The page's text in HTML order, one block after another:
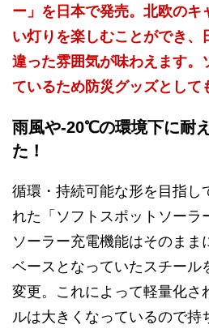
ー」を日本で発売。北欧のキ
い灯りを楽しむことができ、
違った雰囲気が味わえます。
ているため防災グッズとして
雨風や-20℃の環境下に耐
た！
循環・持続可能な形を目指し
れた「ソフトスポットソーラ
ソーラー充電機能はそのまま
ベースとなっていたスチール
変更。これによって軽量化さ
ルは大きくなっているので持